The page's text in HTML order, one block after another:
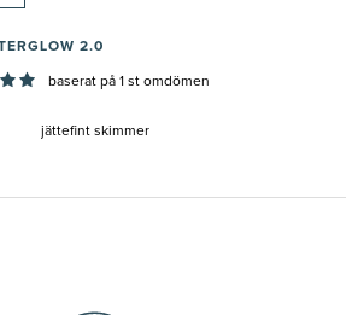
2.0
baserat på 1 st omdömen
jättefint skimmer